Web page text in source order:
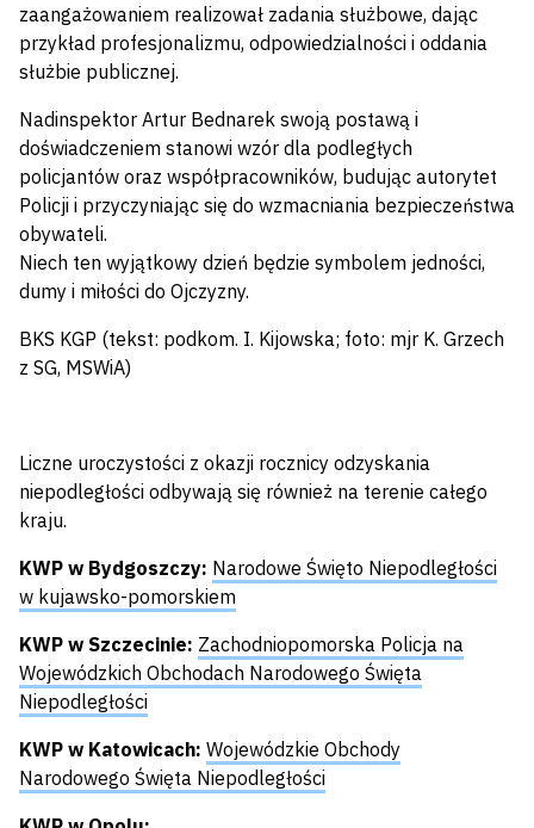
zaangażowaniem realizował zadania służbowe, dając
przykład profesjonalizmu, odpowiedzialności i oddania
służbie publicznej.
Nadinspektor Artur Bednarek swoją postawą i
doświadczeniem stanowi wzór dla podległych
policjantów oraz współpracowników, budując autorytet
Policji i przyczyniając się do wzmacniania bezpieczeństwa
obywateli.
Niech ten wyjątkowy dzień będzie symbolem jedności,
dumy i miłości do Ojczyzny.
BKS KGP (tekst: podkom. I. Kijowska; foto: mjr K. Grzech
z SG, MSWiA)
Liczne uroczystości z okazji rocznicy odzyskania
niepodległości odbywają się również na terenie całego
kraju.
KWP w Bydgoszczy: Narodowe Święto Niepodległości
w kujawsko-pomorskiem
KWP w Szczecinie: Zachodniopomorska Policja na
Wojewódzkich Obchodach Narodowego Święta
Niepodległości
KWP w Katowicach: Wojewódzkie Obchody
Narodowego Święta Niepodległości